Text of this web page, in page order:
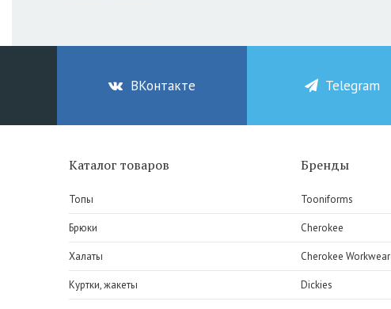
ВКонтакте Telegram
Каталог товаров
Топы
Брюки
Халаты
Куртки, жакеты
Бренды
Tooniforms
Cherokee
Cherokee Workwear
Dickies